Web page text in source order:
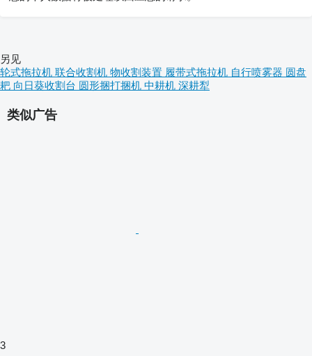
类似广告
3
另见
轮式拖拉机 联合收割机 物收割装置 履带式拖拉机 自行喷雾器 圆盘
耙 向日葵收割台 圆形捆打捆机 中耕机 深耕犁